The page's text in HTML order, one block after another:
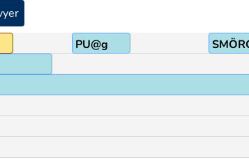
PU@g